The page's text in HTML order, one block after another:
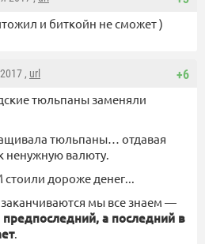
и биткойн не сможет )
+6
, url
тюльпаны заменяли
тюльпаны… отдавая
ненужную валюту.
дороже денег...
мы все знаем —
а последний в
.